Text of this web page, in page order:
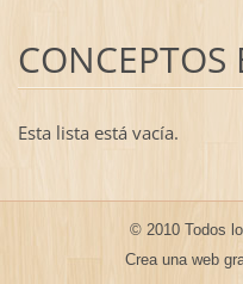
CONCEPTOS
Esta lista está vacía.
© 2010 Todos
Crea una web